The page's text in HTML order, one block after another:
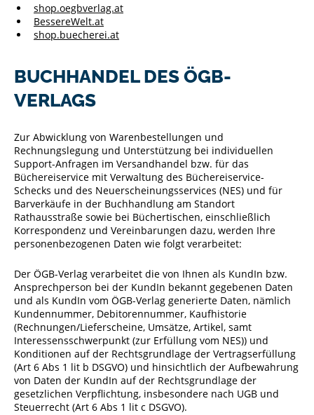
shop.oegbverlag.at
BessereWelt.at
shop.buecherei.at
BUCHHANDEL DES ÖGB-
VERLAGS
Zur Abwicklung von Warenbestellungen und
Rechnungslegung und Unterstützung bei individuellen
Support-Anfragen im Versandhandel bzw. für das
Büchereiservice mit Verwaltung des Büchereiservice-
Schecks und des Neuerscheinungsservices (NES) und für
Barverkäufe in der Buchhandlung am Standort
Rathausstraße sowie bei Büchertischen, einschließlich
Korrespondenz und Vereinbarungen dazu, werden Ihre
personenbezogenen Daten wie folgt verarbeitet:
Der ÖGB-Verlag verarbeitet die von Ihnen als KundIn bzw.
Ansprechperson bei der KundIn bekannt gegebenen Daten
und als KundIn vom ÖGB-Verlag generierte Daten, nämlich
Kundennummer, Debitorennummer, Kaufhistorie
(Rechnungen/Lieferscheine, Umsätze, Artikel, samt
Interessensschwerpunkt (zur Erfüllung vom NES)) und
Konditionen auf der Rechtsgrundlage der Vertragserfüllung
(Art 6 Abs 1 lit b DSGVO) und hinsichtlich der Aufbewahrung
von Daten der KundIn auf der Rechtsgrundlage der
gesetzlichen Verpflichtung, insbesondere nach UGB und
Steuerrecht (Art 6 Abs 1 lit c DSGVO).